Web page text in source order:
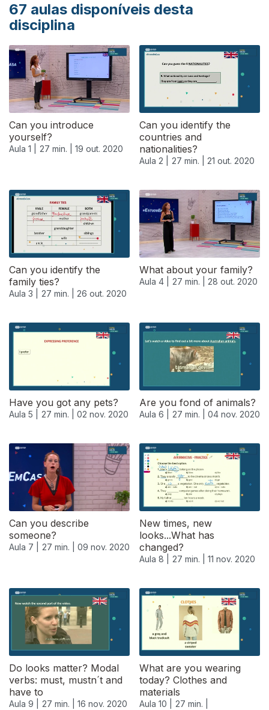
67 aulas disponíveis desta
disciplina
Can you introduce
yourself?
Aula 1 | 27 min. | 19 out. 2020
Can you identify the
countries and
nationalities?
Aula 2 | 27 min. | 21 out. 2020
Can you identify the
family ties?
Aula 3 | 27 min. | 26 out. 2020
What about your family?
Aula 4 | 27 min. | 28 out. 2020
Have you got any pets?
Aula 5 | 27 min. | 02 nov. 2020
Are you fond of animals?
Aula 6 | 27 min. | 04 nov. 2020
Can you describe
someone?
Aula 7 | 27 min. | 09 nov. 2020
New times, new
looks...What has
changed?
Aula 8 | 27 min. | 11 nov. 2020
Do looks matter? Modal
verbs: must, mustn´t and
have to
Aula 9 | 27 min. | 16 nov. 2020
What are you wearing
today? Clothes and
materials
Aula 10 |
27 min. |